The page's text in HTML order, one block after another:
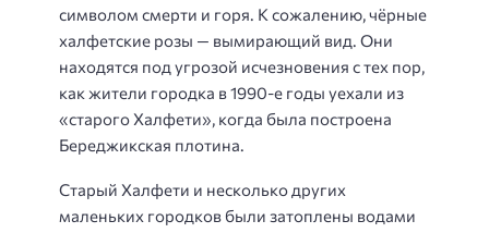
символом смерти и горя. К сожалению, чёрные
халфетские розы — вымирающий вид. Они
находятся под угрозой исчезновения с тех пор,
как жители городка в 1990-е годы уехали из
«старого Халфети», когда была построена
Береджикская плотина.
Старый Халфети и несколько других
маленьких городков были затоплены водами